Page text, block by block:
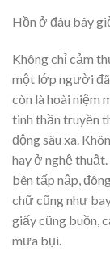
Hồn ở đâu bây
Không chỉ cảm
một lớp người
còn là hoài niệm
tinh thần truyền
động sâu xa.
hay ở nghệ
bên tấp nập,
chữ cũng như
giấy cũng buồn,
mưa bụi.